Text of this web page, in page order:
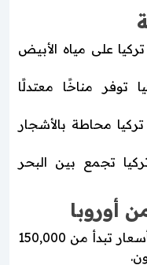
على مياه الأبيض
توفر مناخًا معتدلًا
محاطة بالأشجار
تجمع بين البحر
أوروبا
فلل رخيصة للبيع في تركيا بأسعار تبدأ من 150,000